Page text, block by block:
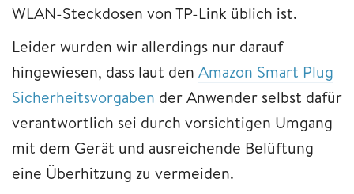
WLAN-Steckdosen von TP-Link üblich ist.
Leider wurden wir allerdings nur darauf
hingewiesen, dass laut den Amazon Smart Plug
Sicherheitsvorgaben der Anwender selbst dafür
verantwortlich sei durch vorsichtigen Umgang
mit dem Gerät und ausreichende Belüftung
eine Überhitzung zu vermeiden.